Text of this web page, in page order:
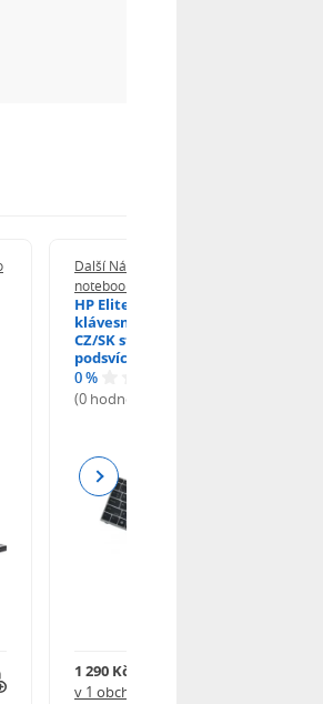
Další Náhradní klávesnice pro
notebooky
HP EliteBook 840 G6
klávesnice na notebook
CZ/SK stříbrný rámeček,
podsvícená, Trackpoint
0 %
(0 hodnocení)
1 290 Kč
v 1 obchodě
Next